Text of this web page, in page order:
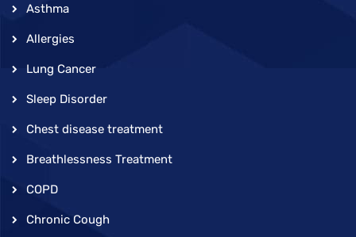
Asthma
Allergies
Lung Cancer
Sleep Disorder
Chest disease treatment
Breathlessness Treatment
COPD
Chronic Cough